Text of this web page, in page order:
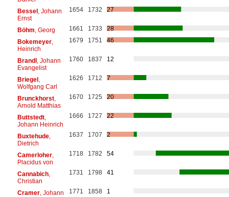
Bessel, Johann
Ernst
1654 1732 27
Böhm , Georg 1661 1733
28
Bokemeyer,
Heinrich
1679 1751 46
Brandl, Johann
Evangelist
1760 1837 12
Briegel,
Wolfgang Carl
1626 1712 7
Brunckhorst,
Arnold Matthias
1670 1725 20
Buttstedt,
Johann Heinrich
1666 1727 22
Buxtehude,
Dietrich
1637 1707 2
Camerloher,
Placidus von
1718 1782 54
Cannabich,
Christian
1731 1798 41
Cramer, Johann
1771 1858 1